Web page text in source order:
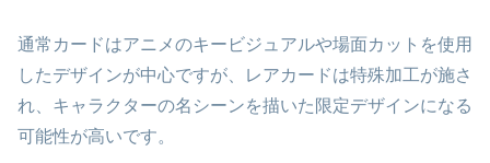
通常カードはアニメのキービジュアルや場面カットを使用
したデザインが中心ですが、レアカードは特殊加工が施さ
れ、キャラクターの名シーンを描いた限定デザインになる
可能性が高いです。